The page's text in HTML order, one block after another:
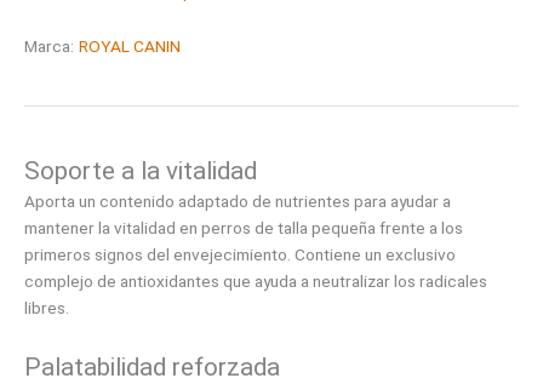
Marca: ROYAL CANIN
Soporte a la vitalidad
Aporta un contenido adaptado de nutrientes para ayudar a
mantener la vitalidad en perros de talla pequeña frente a los
primeros signos del envejecimiento. Contiene un exclusivo
complejo de antioxidantes que ayuda a neutralizar los radicales
libres.
Palatabilidad reforzada